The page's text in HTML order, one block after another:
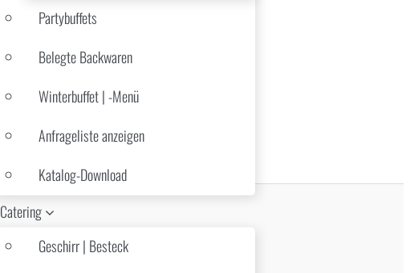
Partybuffets
Belegte Backwaren
Winterbuffet | -Menü
Anfrageliste anzeigen
Katalog-Download
Catering
Geschirr | Besteck